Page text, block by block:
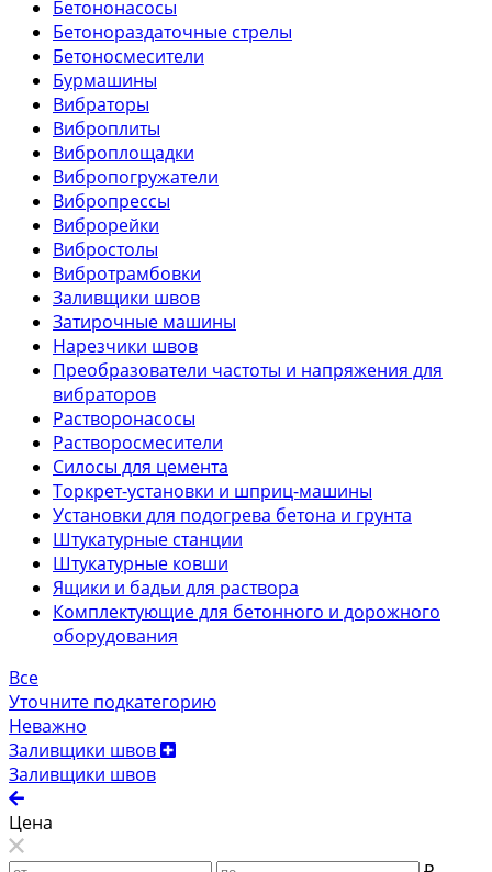
Бетононасосы
Бетонораздаточные стрелы
Бетоносмесители
Бурмашины
Вибраторы
Виброплиты
Виброплощадки
Вибропогружатели
Вибропрессы
Виброрейки
Вибростолы
Вибротрамбовки
Заливщики швов
Затирочные машины
Нарезчики швов
Преобразователи частоты и напряжения для
вибраторов
Растворонасосы
Растворосмесители
Силосы для цемента
Торкрет-установки и шприц-машины
Установки для подогрева бетона и грунта
Штукатурные станции
Штукатурные ковши
Ящики и бадьи для раствора
Комплектующие для бетонного и дорожного
оборудования
Все
Уточните подкатегорию
Неважно
Заливщики швов
Заливщики швов
Цена